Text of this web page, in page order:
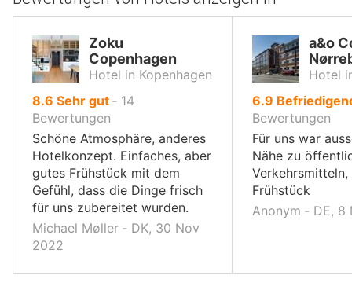
Zoku
Copenhagen
Hotel in Kopenhagen
8.6 von
10,
Sehr gut ‐ 14
Bewertungen
Schöne Atmosphäre, anderes
Hotelkonzept. Einfaches, aber
gutes Frühstück mit dem
Gefühl, dass die Dinge frisch
für uns zubereitet wurden.
Michael Møller ‐ DK, 30 Nov
2022
a&o
Hotel
6.9 von
10,
Bewertungen
Für uns war
Nähe zu
Frühstück
Anonym ‐ DE,